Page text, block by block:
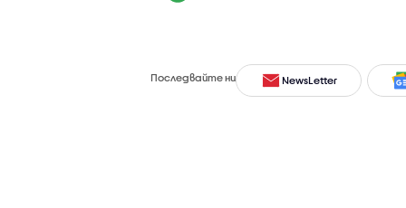
Последвайте ни NewsLetter